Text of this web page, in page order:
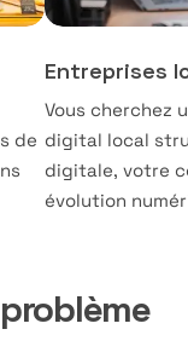
de
Entreprises
Vous cherchez
digital local
digitale, votre
évolution